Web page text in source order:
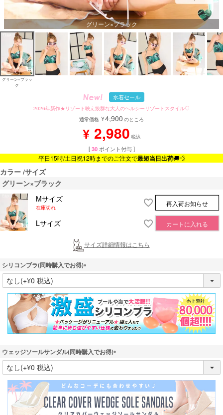
グリーン×ブラック
グリーン×ブラッ
ク
水着セール
2026年新作★リゾート映え抜群な大人のヘルシーリゾートスタイル♡
通常価格 ¥4,900のところ
¥ 2,980 税込
[ 30 ポイント付与 ]
平日15時/土日祝12時までのご注文で最短当日出荷🚚💨
カラー サイズ
グリーン×ブラック
Mサイズ
在庫切れ
再入荷お知らせ
Lサイズ カートに入れる
サイズ詳細情報はこちら
シリコンブラ(同時購入でお得)
(
必
須
)
ウェッジソールサンダル(同時購入でお得)
(
必
須
)